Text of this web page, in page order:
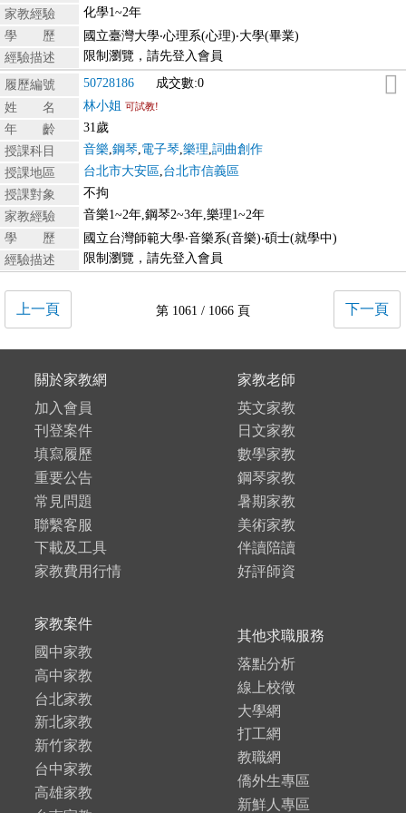
家教經驗
化學1~2年
學 歷
國立臺灣大學‧心理系(心理)‧大學(畢業)
經驗描述
限制瀏覽，請先登入會員
履歷編號 50728186
成交數:0
姓 名
林小姐 可試教!
年 齡
31歲
授課科目
音樂 鋼琴 電子琴 樂理 詞曲創作
授課地區
台北市大安區 台北市信義區
授課對象
不拘
家教經驗
音樂1~2年,鋼琴2~3年,樂理1~2年
學 歷
國立台灣師範大學‧音樂系(音樂)‧碩士(就學中)
經驗描述
限制瀏覽，請先登入會員
上一頁 第 1061 / 1066 頁 下一頁
關於家教網
加入會員
刊登案件
填寫履歷
重要公告
常見問題
聯繫客服
下載及工具
家教費用行情
家教老師
英文家教
日文家教
數學家教
鋼琴家教
暑期家教
美術家教
伴讀陪讀
好評師資
家教案件
國中家教
高中家教
台北家教
新北家教
新竹家教
台中家教
高雄家教
其他求職服務
落點分析
線上校徵
大學網
打工網
教職網
僑外生專區
新鮮人專區